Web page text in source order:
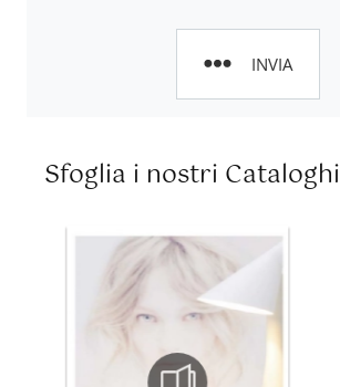
INVIA
Sfoglia i nostri Cataloghi